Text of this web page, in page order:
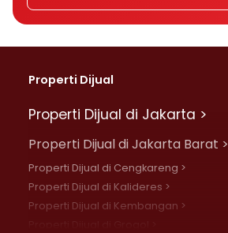
Properti Dijual
Properti Dijual di Jakarta >
Properti Dijual di Jakarta Barat >
Properti Dijual di Cengkareng >
Properti Dijual di Kalideres >
Properti Dijual di Kembangan >